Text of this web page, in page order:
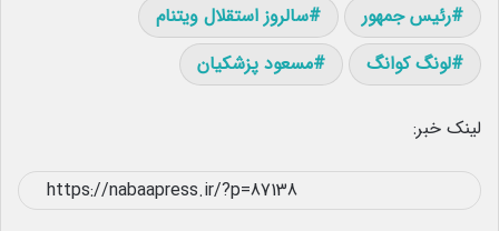
رئیس جمهور
سالروز استقلال ویتنام
لونگ کوانگ
مسعود پزشکیان
لینک خبر: